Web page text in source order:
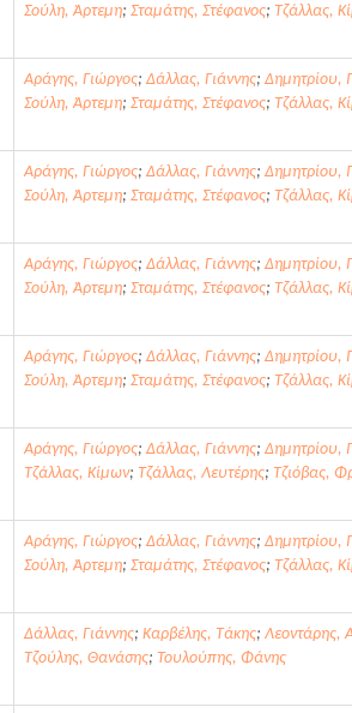
Σούλη, Άρτεμη; Σταμάτης, Στέφανος; Τζάλλας,
Αράγης, Γιώργος; Δάλλας, Γιάννης; Δημητρίου,
Σούλη, Άρτεμη; Σταμάτης, Στέφανος; Τζάλλας,
Αράγης, Γιώργος; Δάλλας, Γιάννης; Δημητρίου,
Σούλη, Άρτεμη; Σταμάτης, Στέφανος; Τζάλλας,
Αράγης, Γιώργος; Δάλλας, Γιάννης; Δημητρίου,
Σούλη, Άρτεμη; Σταμάτης, Στέφανος; Τζάλλας,
Αράγης, Γιώργος; Δάλλας, Γιάννης; Δημητρίου,
Σούλη, Άρτεμη; Σταμάτης, Στέφανος; Τζάλλας,
Αράγης, Γιώργος; Δάλλας, Γιάννης; Δημητρίου,
Τζάλλας, Κίμων; Τζάλλας, Λευτέρης; Τζιόβας,
Αράγης, Γιώργος; Δάλλας, Γιάννης; Δημητρίου,
Σούλη, Άρτεμη; Σταμάτης, Στέφανος; Τζάλλας,
Δάλλας, Γιάννης; Καρβέλης, Τάκης; Λεοντάρης,
Τζούλης, Θανάσης; Τουλούπης, Φάνης